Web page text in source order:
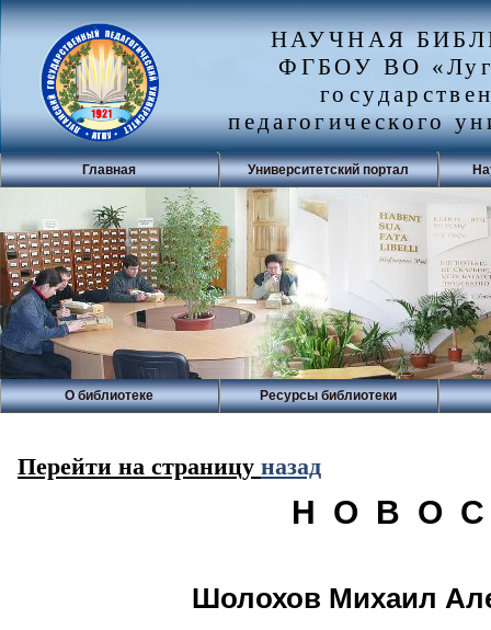
НАУЧНАЯ
ФГБОУ ВО
педагогического
Главная Университетский портал
О библиотеке Ресурсы библиотеки
Перейти на страницу назад
Н О В О
Шолохов Михаил